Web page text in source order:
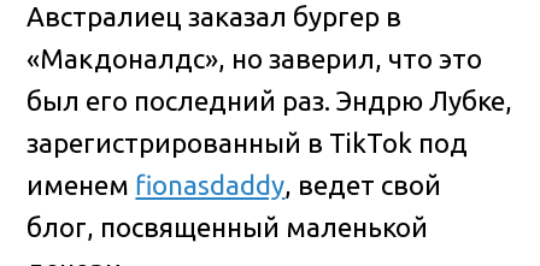
Австралиец заказал бургер в
«Макдоналдс», но заверил, что это
был его последний раз. Эндрю Лубке,
зарегистрированный в TikTok под
именем fionasdaddy, ведет свой
блог, посвященный маленькой